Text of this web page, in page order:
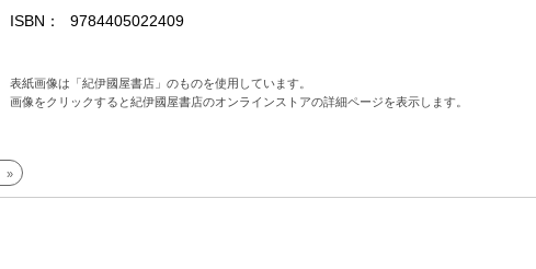
ISBN 9784405022409
表紙画像は「紀伊國屋書店」のものを使用しています。
画像をクリックすると紀伊國屋書店のオンラインストアの詳細ページを表示します。